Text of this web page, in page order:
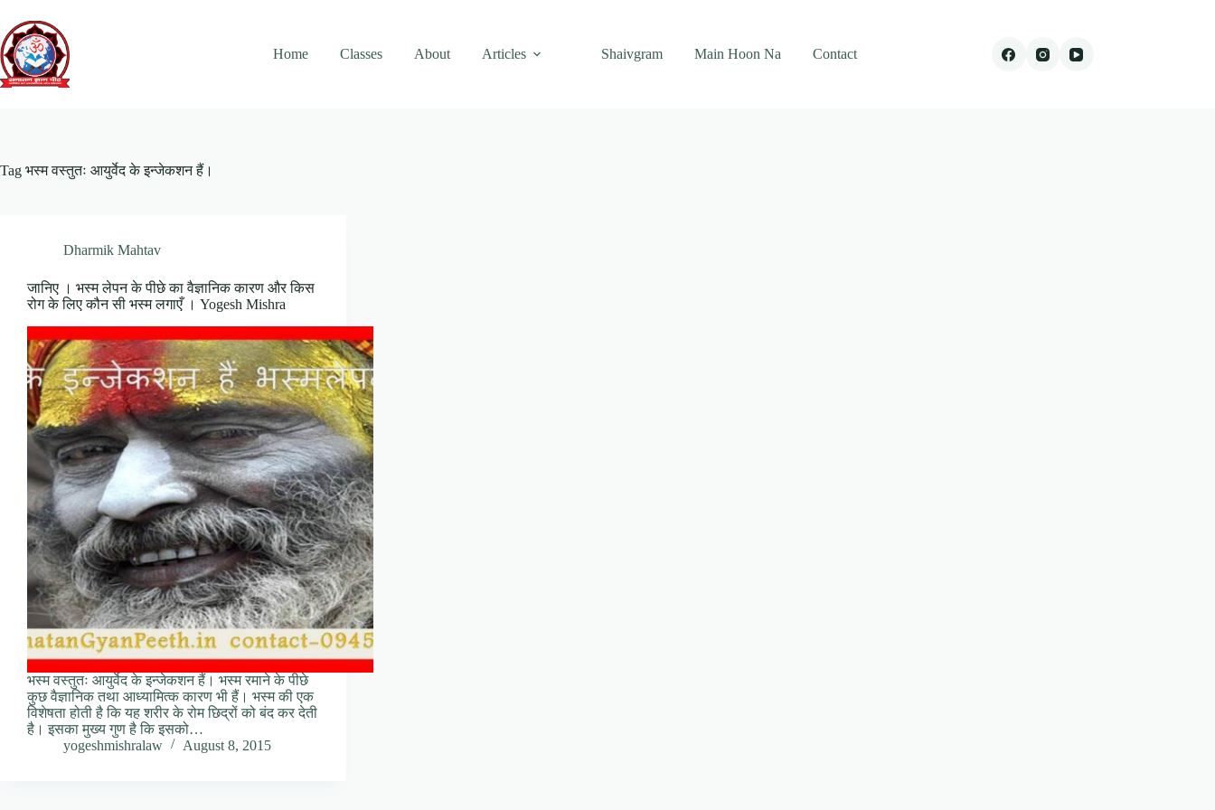
content
Home
Classes About Articles Shaivgram Main Hoon Na Contact
Tag भस्म वस्तुतः आयुर्वेद के इन्जेकशन हैं।
Dharmik Mahtav
जानिए । भस्म लेपन के पीछे का वैज्ञानिक कारण और किस
रोग के लिए कौन सी भस्म लगाएँ । Yogesh Mishra
भस्म वस्तुतः आयुर्वेद के इन्जेकशन हैं। भस्म रमाने के पीछे
कुछ वैज्ञानिक तथा आध्यामित्क कारण भी हैं। भस्म की एक
विशेषता होती है कि यह शरीर के रोम छिद्रों को बंद कर देती
है। इसका मुख्य गुण है कि इसको…
yogeshmishralaw
August 8, 2015